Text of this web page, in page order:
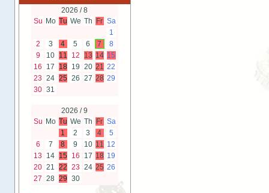
2026 / 8
Su Mo Tu We Th Fr Sa
1
2
3 4 5 6 7
8
9
10 11 12 13 14 15
16
17 18 19 20 21 22
23 24 25 26 27 28 29
30 31
2026 / 9
Su Mo Tu We Th Fr Sa
1
2 3 4
5
6
7 8 9 10 11 12
13
14 15 16 17 18 19
20 21 22 23 24 25 26
27 28 29 30